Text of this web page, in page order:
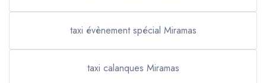
taxi évènement spécial Miramas
taxi calanques Miramas